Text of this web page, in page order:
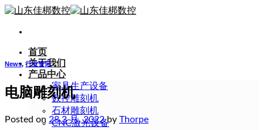
Skip
content
首页
关于我们
产品中心
家具生产设备
数控雕刻机
石材雕刻机
CNC激光设备
News, 行业资讯
电脑雕刻机
Posted on 28 3 月, 2022by Thorpe